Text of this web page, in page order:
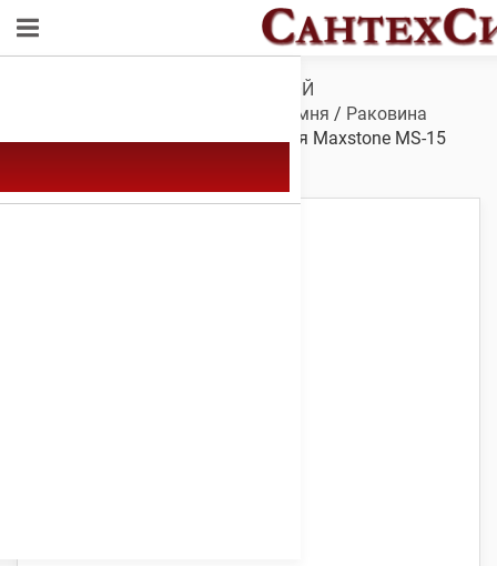
САНТЕХНИКА ДЛЯ ВАННОЙ
Мойки из камня / Раковина
Maxstone MS-15/ Мойка каменная Maxstone МS-15